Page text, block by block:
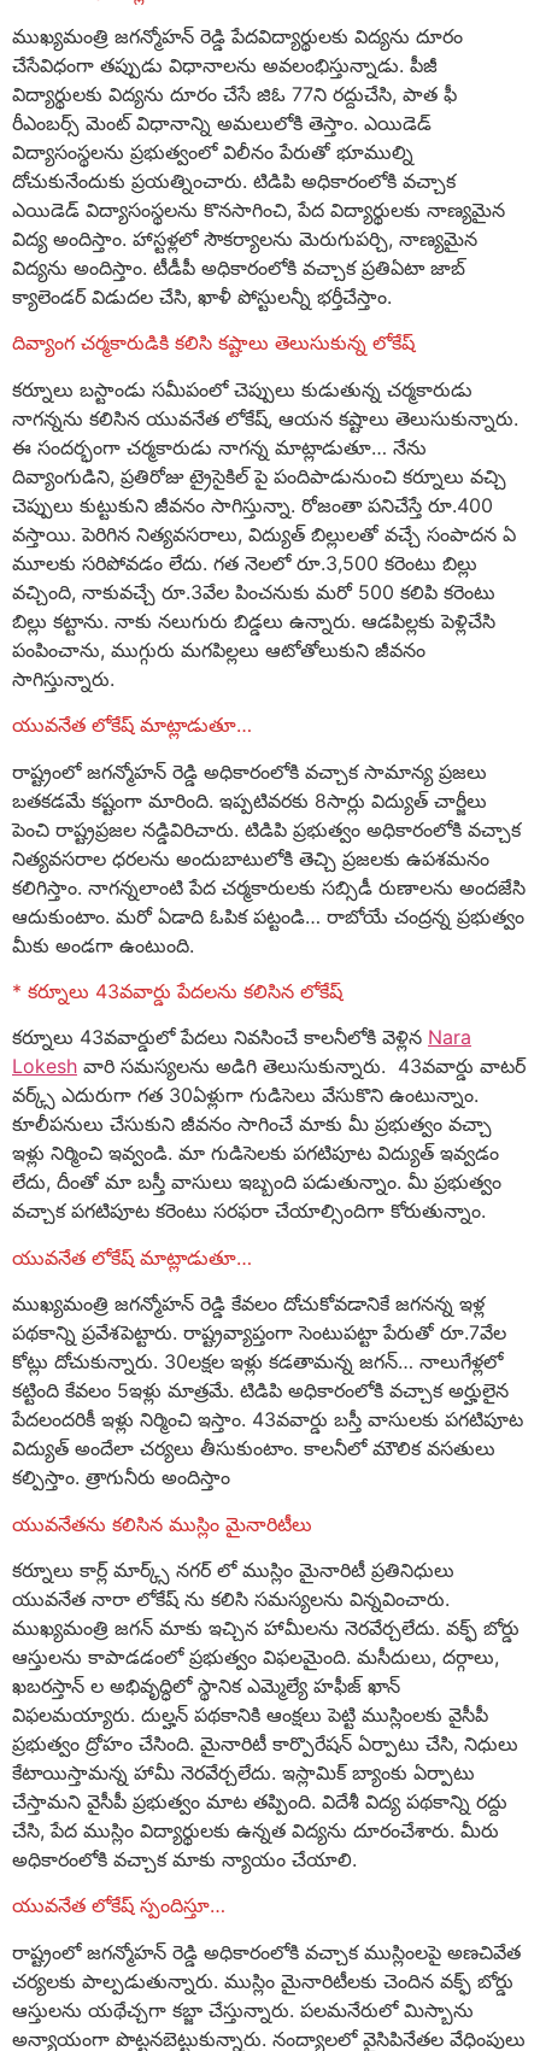
ముఖ్యమంత్రి జగన్మోహన్ రెడ్డి పేదవిద్యార్థులకు విద్యను దూరం
చేసేవిధంగా తప్పుడు విధానాలను అవలంభిస్తున్నాడు. పీజీ
విద్యార్థులకు విద్యను దూరం చేసే జిఓ 77ని రద్దుచేసి, పాత ఫీ
రీఎంబర్స్ మెంట్ విధానాన్ని అమలులోకి తెస్తాం. ఎయిడెడ్
విద్యాసంస్థలను ప్రభుత్వంలో విలీనం పేరుతో భూముల్ని
దోచుకునేందుకు ప్రయత్నించారు. టిడిపి అధికారంలోకి వచ్చాక
ఎయిడెడ్ విద్యాసంస్థలను కొనసాగించి, పేద విద్యార్థులకు నాణ్యమైన
విద్య అందిస్తాం. హాస్టళ్లలో సౌకర్యాలను మెరుగుపర్చి, నాణ్యమైన
విద్యను అందిస్తాం. టీడీపీ అధికారంలోకి వచ్చాక ప్రతిఏటా జాబ్
క్యాలెండర్ విడుదల చేసి, ఖాళీ పోస్టులన్నీ భర్తీచేస్తాం.
దివ్యాంగ చర్మకారుడికి కలిసి కష్టాలు తెలుసుకున్న లోకేష్
కర్నూలు బస్టాండు సమీపంలో చెప్పులు కుడుతున్న చర్మకారుడు
నాగన్నను కలిసిన యువనేత లోకేష్, ఆయన కష్టాలు తెలుసుకున్నారు.
ఈ సందర్భంగా చర్మకారుడు నాగన్న మాట్లాడుతూ… నేను
దివ్యాంగుడిని, ప్రతిరోజు ట్రైసైకిల్ పై పందిపాడునుంచి కర్నూలు వచ్చి
చెప్పులు కుట్టుకుని జీవనం సాగిస్తున్నా. రోజంతా పనిచేస్తే రూ.400
వస్తాయి. పెరిగిన నిత్యవసరాలు, విద్యుత్ బిల్లులతో వచ్చే సంపాదన ఏ
మూలకు సరిపోవడం లేదు. గత నెలలో రూ.3,500 కరెంటు బిల్లు
వచ్చింది, నాకువచ్చే రూ.3వేల పించనుకు మరో 500 కలిపి కరెంటు
బిల్లు కట్టాను. నాకు నలుగురు బిడ్డలు ఉన్నారు. ఆడపిల్లకు పెళ్లిచేసి
పంపించాను, ముగ్గురు మగపిల్లలు ఆటోతోలుకుని జీవనం
సాగిస్తున్నారు.
యువనేత లోకేష్ మాట్లాడుతూ…
రాష్ట్రంలో జగన్మోహన్ రెడ్డి అధికారంలోకి వచ్చాక సామాన్య ప్రజలు
బతకడమే కష్టంగా మారింది. ఇప్పటివరకు 8సార్లు విద్యుత్ చార్జీలు
పెంచి రాష్ట్రప్రజల నడ్డివిరిచారు. టిడిపి ప్రభుత్వం అధికారంలోకి వచ్చాక
నిత్యవసరాల ధరలను అందుబాటులోకి తెచ్చి ప్రజలకు ఉపశమనం
కలిగిస్తాం. నాగన్నలాంటి పేద చర్మకారులకు సబ్సిడీ రుణాలను అందజేసి
ఆదుకుంటాం. మరో ఏడాది ఓపిక పట్టండి… రాబోయే చంద్రన్న ప్రభుత్వం
మీకు అండగా ఉంటుంది.
* కర్నూలు 43వవార్డు పేదలను కలిసిన లోకేష్
కర్నూలు 43వవార్డులో పేదలు నివసించే కాలనీలోకి వెళ్లిన Nara
Lokesh వారి సమస్యలను అడిగి తెలుసుకున్నారు. 43వవార్డు వాటర్
వర్క్స్ ఎదురుగా గత 30ఏళ్లుగా గుడిసెలు వేసుకొని ఉంటున్నాం.
కూలీపనులు చేసుకుని జీవనం సాగించే మాకు మీ ప్రభుత్వం వచ్చా
ఇళ్లు నిర్మించి ఇవ్వండి. మా గుడిసెలకు పగటిపూట విద్యుత్ ఇవ్వడం
లేదు, దీంతో మా బస్తీ వాసులు ఇబ్బంది పడుతున్నాం. మీ ప్రభుత్వం
వచ్చాక పగటిపూట కరెంటు సరఫరా చేయాల్సిందిగా కోరుతున్నాం.
యువనేత లోకేష్ మాట్లాడుతూ…
ముఖ్యమంత్రి జగన్మోహన్ రెడ్డి కేవలం దోచుకోవడానికే జగనన్న ఇళ్ల
పథకాన్ని ప్రవేశపెట్టారు. రాష్ట్రవ్యాప్తంగా సెంటుపట్టా పేరుతో రూ.7వేల
కోట్లు దోచుకున్నారు. 30లక్షల ఇళ్లు కడతామన్న జగన్… నాలుగేళ్లలో
కట్టింది కేవలం 5ఇళ్లు మాత్రమే. టిడిపి అధికారంలోకి వచ్చాక అర్హులైన
పేదలందరికీ ఇళ్లు నిర్మించి ఇస్తాం. 43వవార్డు బస్తీ వాసులకు పగటిపూట
విద్యుత్ అందేలా చర్యలు తీసుకుంటాం. కాలనీలో మౌలిక వసతులు
కల్పిస్తాం. త్రాగునీరు అందిస్తాం
యువనేతను కలిసిన ముస్లిం మైనారిటీలు
కర్నూలు కార్ల్ మార్క్స్ నగర్ లో ముస్లిం మైనారిటీ ప్రతినిధులు
యువనేత నారా లోకేష్ ను కలిసి సమస్యలను విన్నవించారు.
ముఖ్యమంత్రి జగన్ మాకు ఇచ్చిన హామీలను నెరవేర్చలేదు. వక్ఫ్ బోర్డు
ఆస్తులను కాపాడడంలో ప్రభుత్వం విఫలమైంది. మసీదులు, దర్గాలు,
ఖబరస్తాన్ ల అభివృద్ధిలో స్థానిక ఎమ్మెల్యే హఫీజ్ ఖాన్
విఫలమయ్యారు. దుల్హన్ పథకానికి ఆంక్షలు పెట్టి ముస్లింలకు వైసీపీ
ప్రభుత్వం ద్రోహం చేసింది. మైనారిటీ కార్పొరేషన్ ఏర్పాటు చేసి, నిధులు
కేటాయిస్తామన్న హామీ నెరవేర్చలేదు. ఇస్లామిక్ బ్యాంకు ఏర్పాటు
చేస్తామని వైసీపీ ప్రభుత్వం మాట తప్పింది. విదేశీ విద్య పథకాన్ని రద్దు
చేసి, పేద ముస్లిం విద్యార్థులకు ఉన్నత విద్యను దూరంచేశారు. మీరు
అధికారంలోకి వచ్చాక మాకు న్యాయం చేయాలి.
యువనేత లోకేష్ స్పందిస్తూ…
రాష్ట్రంలో జగన్మోహన్ రెడ్డి అధికారంలోకి వచ్చాక ముస్లింలపై అణచివేత
చర్యలకు పాల్పడుతున్నారు. ముస్లిం మైనారిటీలకు చెందిన వక్ఫ్ బోర్డు
ఆస్తులను యథేచ్చగా కబ్జా చేస్తున్నారు. పలమనేరులో మిస్బాను
అన్యాయంగా పొట్టనబెట్టుకున్నారు. నంద్యాలలో వైసిపినేతల వేధింపులు